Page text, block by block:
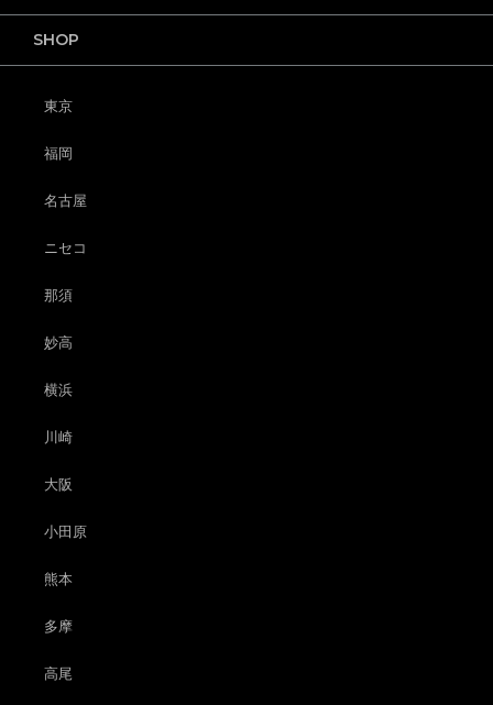
SHOP
東京
福岡
名古屋
ニセコ
那須
妙高
横浜
川崎
大阪
小田原
熊本
多摩
高尾